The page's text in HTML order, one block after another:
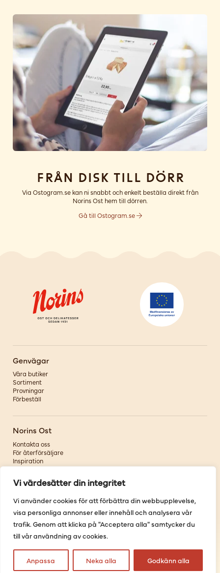
Vi värdesätter din integritet
Vi använder cookies för att förbättra din webbupplevelse,
visa personliga annonser eller innehåll och analysera vår
trafik. Genom att klicka på "Acceptera alla" samtycker du
till vår användning av cookies.
Anpassa Neka alla Godkänn alla
Från disk till dörr
Via Ostogram.se kan ni snabbt och enkelt beställa direkt från
Norins Ost hem till dörren.
Gå till Ostogram.se
Genvägar
Våra butiker
Sortiment
Provningar
Förbeställ
Norins Ost
Kontakta oss
För återförsäljare
Inspiration
Om oss
Följ oss
Facebook
Instagram
Youtube